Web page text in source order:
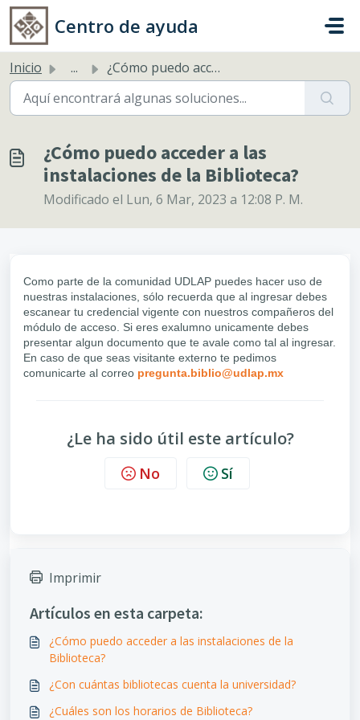
Saltar al contenido principal
Centro de ayuda
Inicio ... ¿Cómo puedo acceder a las instalaciones de la Biblioteca?
¿Cómo puedo acceder a las
instalaciones de la Biblioteca?
Modificado el Lun, 6 Mar, 2023 a 12:08 P. M.
Como parte de la comunidad UDLAP puedes hacer uso de
nuestras instalaciones, sólo recuerda que al ingresar debes
escanear tu credencial vigente con nuestros compañeros del
módulo de acceso. Si eres exalumno unicamente debes
presentar algun documento que te avale como tal al ingresar.
En caso de que seas visitante externo te pedimos
comunicarte al correo pregunta.biblio@udlap.mx
¿Le ha sido útil este artículo?
No Sí
Imprimir
Artículos en esta carpeta:
¿Cómo puedo acceder a las instalaciones de la
Biblioteca?
¿Con cuántas bibliotecas cuenta la universidad?
¿Cuáles son los horarios de Biblioteca?